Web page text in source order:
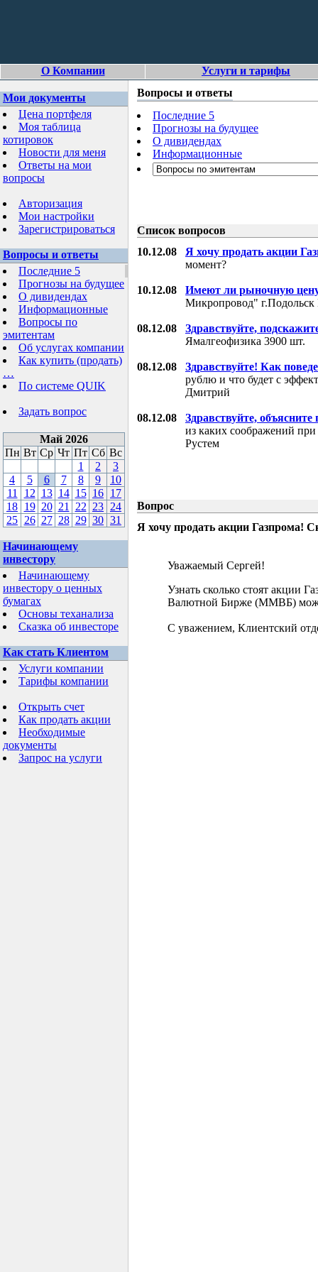
О Компании Услуги и тарифы
Мои документы
Цена портфеля
Моя таблица
котировок
Новости для меня
Ответы на мои
вопросы
Авторизация
Мои настройки
Зарегистрироваться
Вопросы и ответы
Последние 5
Прогнозы на будущее
О дивидендах
Информационные
Вопросы по
эмитентам
Об услугах компании
Как купить (продать)
…
По системе QUIK
Задать вопрос
Май 2026
Пн Вт Ср Чт Пт Сб Вс
1
2
3
4
5 6 7 8 9
10
11
12 13 14 15 16 17
18 19 20 21 22 23 24
25 26 27 28 29 30 31
Начинающему
инвестору
Начинающему
инвестору о ценных
бумагах
Основы теханализа
Сказка об инвесторе
Как стать Клиентом
Услуги компании
Тарифы компании
Открыть счет
Как продать акции
Необходимые
документы
Запрос на услуги
Вопросы и ответы
Последние 5
Прогнозы на будущее
О дивидендах
Информационные
Список вопросов
10.12.08 Я хочу продать акции
момент?
10.12.08
Имеют ли рыночную
Микропровод"
08.12.08
Здравствуйте,
Ямалгеофизика 3900 шт.
08.12.08
Здравствуйте! Как
рублю и что будет с
Дмитрий
08.12.08
Здравствуйте, объясните
из каких соображений
Рустем
Вопрос
Я хочу продать акции Газпрома!
Уважаемый Сергей!
Узнать сколько стоят акции
Валютной Бирже (ММВБ)
С уважением, Клиентский